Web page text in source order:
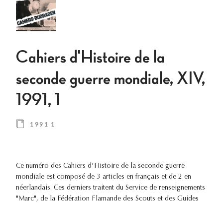
Cahiers d'Histoire de la
seconde guerre mondiale, XIV,
1991, 1
1991 1
Ce numéro des Cahiers d'Histoire de la seconde guerre
mondiale est composé de 3 articles en français et de 2 en
néerlandais. Ces derniers traitent du Service de renseignements
"Marc", de la Fédération Flamande des Scouts et des Guides